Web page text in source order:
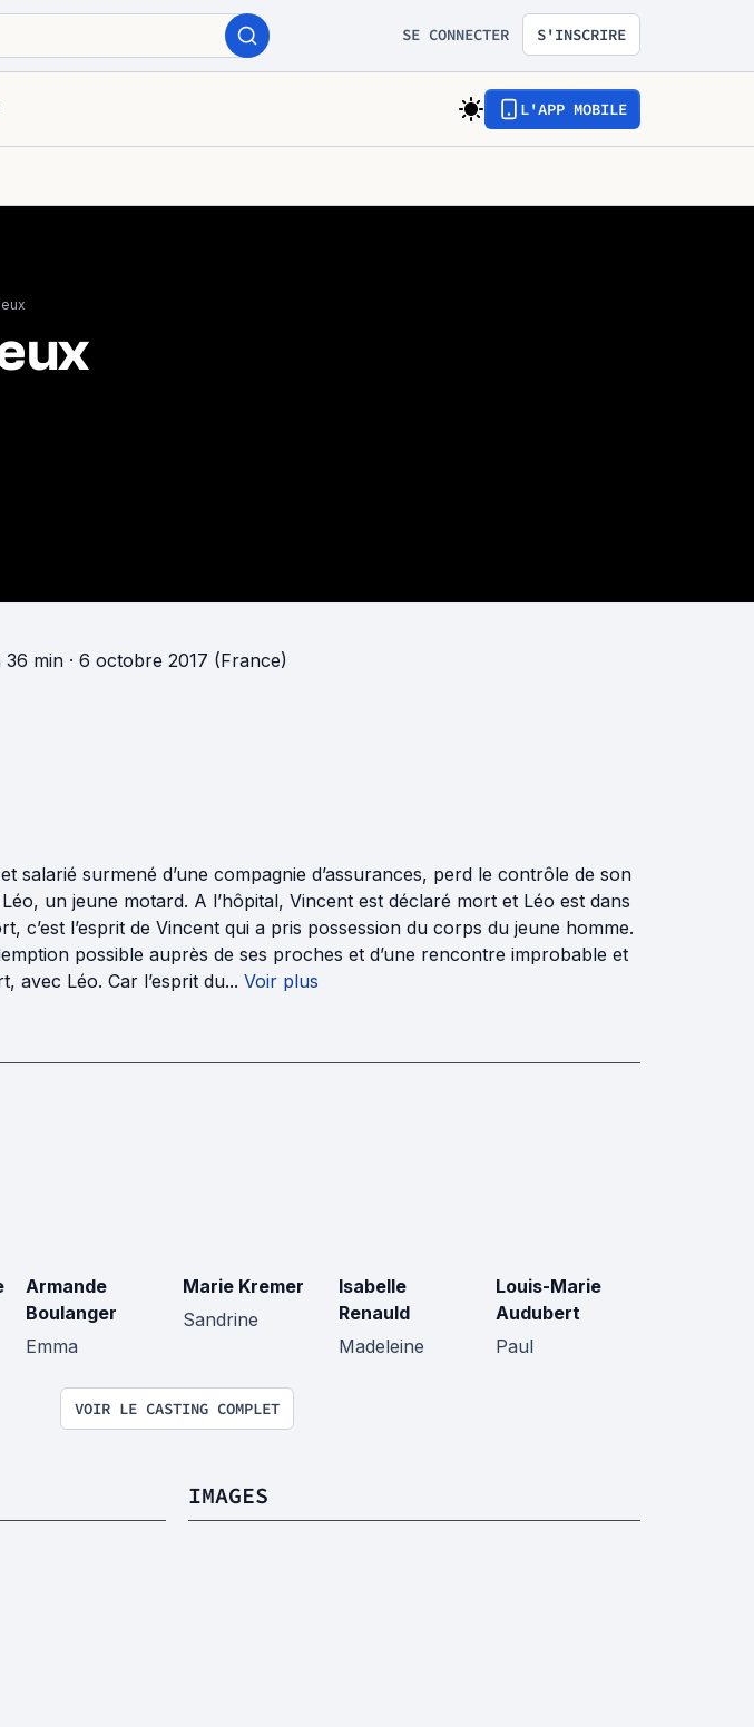
SE CONNECTER S'INSCRIRE
L'APP MOBILE
36 min · 6 octobre 2017 (France)
salarié surmené d’une compagnie d’assurances, perd le contrôle de son
un jeune motard. A l’hôpital, Vincent est déclaré mort et Léo est dans
c’est l’esprit de Vincent qui a pris possession du corps du jeune homme.
possible auprès de ses proches et d’une rencontre improbable et
avec Léo. Car l’esprit du... Voir plus
Armande
Boulanger
Emma
Marie Kremer
Sandrine
Isabelle
Renauld
Madeleine
Louis-Marie
Audubert
Paul
VOIR LE CASTING COMPLET
IMAGES